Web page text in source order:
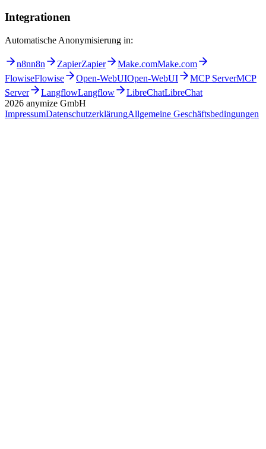
Integrationen
Automatische Anonymisierung in:
n8nn8n ZapierZapier Make.comMake.com
FlowiseFlowise Open-WebUIOpen-WebUI MCP ServerMCP
Server
LangflowLangflow LibreChatLibreChat
2026 anymize GmbH
ImpressumDatenschutzerklärungAllgemeine Geschäftsbedingungen